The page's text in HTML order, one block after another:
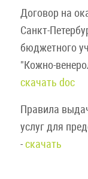
Договор на
Санкт-
бюджетного
"Кожно-
скачать doc
Правила
услуг для
-скачать